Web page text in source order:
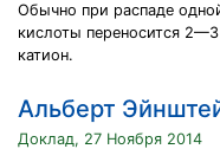
Обычно при распаде
кислоты переносится
катион.
Альберт
Доклад, 27 Ноября 2014